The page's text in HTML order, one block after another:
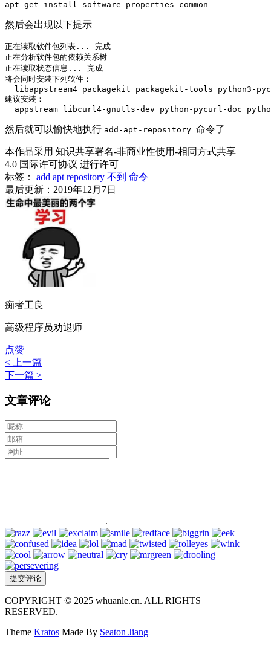
apt-get install software-properties-common
然后会出现以下提示
正在读取软件包列表... 完成
正在分析软件包的依赖关系树
正在读取状态信息... 完成
将会同时安装下列软件：
libappstream4 packagekit packagekit-tools python3-
建议安装：
appstream libcurl4-gnutls-dev python-pycurl-doc
然后就可以愉快地执行 add-apt-repository 命令了
本作品采用 知识共享署名-非商业性使用-相同方式共享
4.0 国际许可协议 进行许可
标签：
add apt repository 不到 命令
最后更新：2019年12月7日
痴者工良
高级程序员劝退师
点赞
< 上一篇
下一篇 >
文章评论
COPYRIGHT © 2025 whuanle.cn. ALL RIGHTS
RESERVED.
Theme Kratos Made By Seaton Jiang